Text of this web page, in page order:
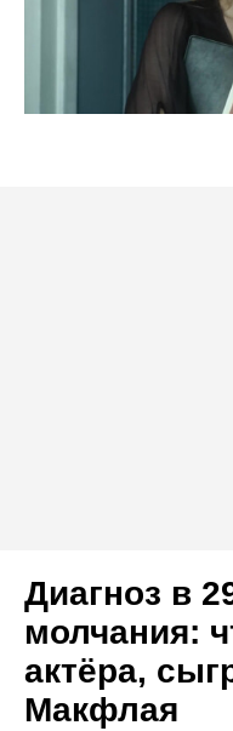
Диагноз в
молчания:
актёра,
Макфлая